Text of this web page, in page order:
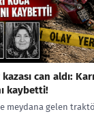
can aldı:
kaybetti!
meydana gelen